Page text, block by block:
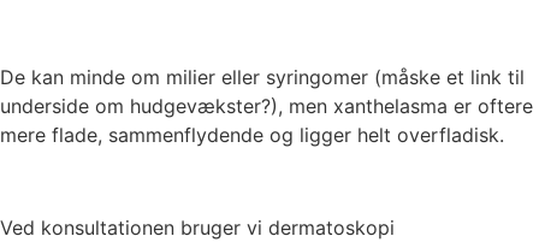
De kan minde om milier eller syringomer (måske et link til
underside om hudgevækster?), men xanthelasma er oftere
mere flade, sammenflydende og ligger helt overfladisk.
Ved konsultationen bruger vi dermatoskopi